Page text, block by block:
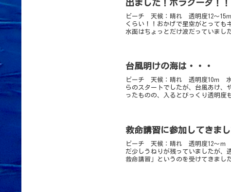
出ました！ボラクーダ！
ビーチ 天候：晴れ 透明度12～15
くらい！！おかげで星空がとって
水面はちょっとだけ波だっていまし
台風明けの海は・・・
ビーチ 天候：晴れ 透明度10ｍ 水
らのスタートでしたが、台風あけ、
ったものの、入るとびっくり透明
救命講習に参加してきまし
ビーチ 天候：晴れ 透明度12～ｍ
だ少しうねりが残っていましたが
救命講習」というのを受けてきまし